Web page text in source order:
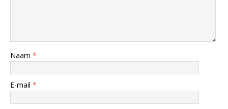
Naam *
E-mail *